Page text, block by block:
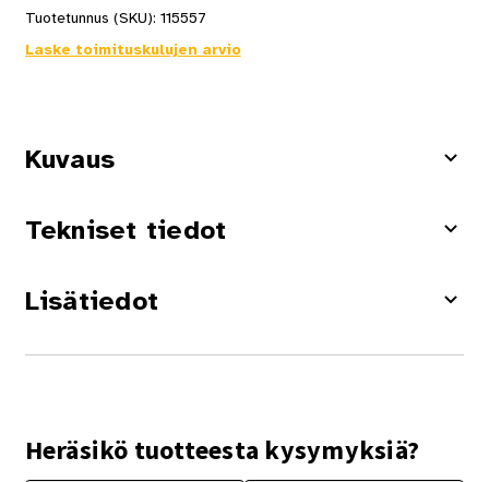
Tuotetunnus (SKU): 115557
Laske toimituskulujen arvio
Kuvaus
Tekniset tiedot
Lisätiedot
Heräsikö tuotteesta kysymyksiä?